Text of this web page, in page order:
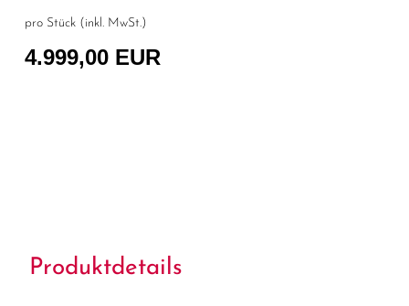
pro Stück (inkl. MwSt.)
4.999,00 EUR
Produktdetails